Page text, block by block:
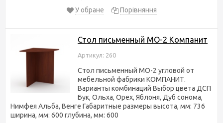
У обране
Порівняння
Стол письменный МО-2 Компанит
Артикул: 260
Стол письменный МО-2 угловой от
мебельной фабрики КОМПАНИТ.
Варианты комбинаций Выбор цвета ДСП
Бук, Ольха, Орех, Яблоня, Дуб сонома,
Нимфея Альба, Венге Габаритные размеры высота, мм: 736
ширина, мм: 600 глубина, мм: 600